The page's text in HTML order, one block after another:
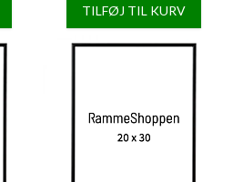
TILFØJ TIL KURV